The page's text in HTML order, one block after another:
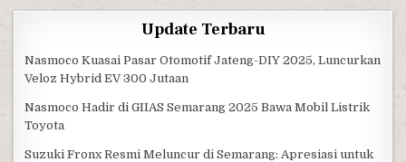
Update Terbaru
Nasmoco Kuasai Pasar Otomotif Jateng-DIY 2025, Luncurkan
Veloz Hybrid EV 300 Jutaan
Nasmoco Hadir di GIIAS Semarang 2025 Bawa Mobil Listrik
Toyota
Suzuki Fronx Resmi Meluncur di Semarang: Apresiasi untuk